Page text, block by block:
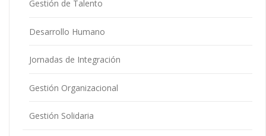
Gestión de Talento
Desarrollo Humano
Jornadas de Integración
Gestión Organizacional
Gestión Solidaria